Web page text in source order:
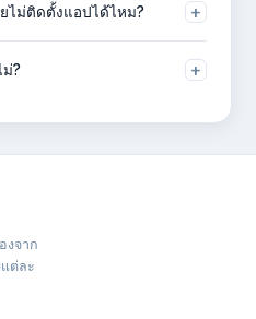
อนุญาตไม่ควรทำ โปรดเคารพ
ไม่ติดตั้งแอปได้ไหม? +
? +
งจาก
ต่ละ